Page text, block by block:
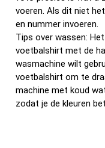
voeren. Als dit niet
en nummer invoeren.
Tips over wassen:
voetbalshirt met de
wasmachine wilt
voetbalshirt om te
machine met koud
zodat je de kleuren